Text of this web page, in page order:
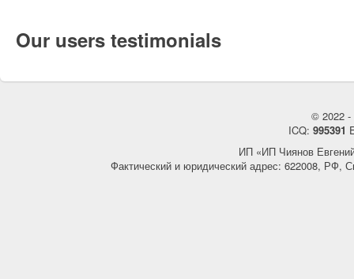
Our users testimonials
© 2022 -
ICQ: 995391
ИП «ИП Чиянов
Фактический и юридический адрес: 622008, РФ,